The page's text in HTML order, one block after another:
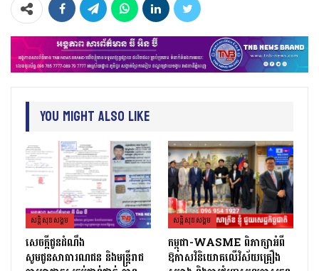
You Might Also Like
សន្តិសុខសង្គម
សេចក្ដីជូនដំណឹង
សូមជូនសាធារណជន និងមន្ត្រីរាជ
សន្តិសុខសង្គម
កម្ពុជា-WASME ពិភាក្សាអំពី
ឱកាសវិនិយោគលើវិស័យគ្រឿង